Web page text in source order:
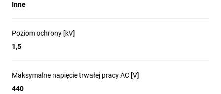
Inne
Poziom ochrony [kV]
1,5
Maksymalne napięcie trwałej pracy AC [V]
440